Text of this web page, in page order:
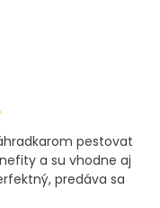
pestovat
a su vhodne aj
predáva sa